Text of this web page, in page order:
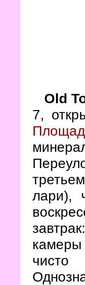
Old
7,
лари),
камеры
чисто